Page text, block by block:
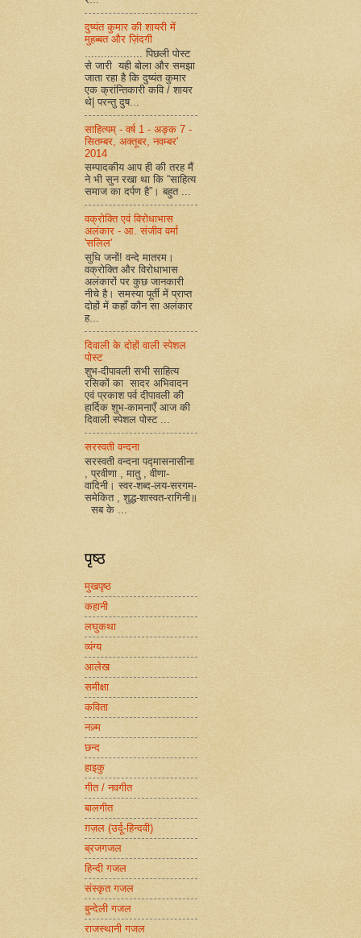
दुष्यंत कुमार की शायरी में
मुहब्बत और ज़िंदगी
.................. पिछली पोस्ट
से जारी यही बोला और समझा
जाता रहा है कि दुष्यंत कुमार
एक क्रांन्तिकारी कवि / शायर
थे| परन्तु दुष...
साहित्यम् - वर्ष 1 - अङ्क 7 -
सितम्बर, अक्तूबर, नवम्बर'
2014
सम्पादकीय आप ही की तरह मैं
ने भी सुन रखा था कि “साहित्य
समाज का दर्पण है”। बहुत ...
वक्रोक्ति एवं विरोधाभास
अलंकार - आ. संजीव वर्मा
'सलिल'
सुधि जनों! वन्दे मातरम।
वक्रोक्ति और विरोधाभास
अलंकारों पर कुछ जानकारी
नीचे है। समस्या पूर्ती में प्राप्त
दोहों में कहाँ कौन सा अलंकार
ह...
दिवाली के दोहों वाली स्पेशल
पोस्ट
शुभ-दीपावली सभी साहित्य
रसिकों का सादर अभिवादन
एवं प्रकाश पर्व दीपावली की
हार्दिक शुभ-कामनाएँ आज की
दिवाली स्पेशल पोस्ट ...
सरस्वती वन्दना
सरस्वती वन्दना पद्मासनासीना
, प्रवीणा , मातु , वीणा-
वादिनी। स्वर-शब्द-लय-सरगम-
समेकित , शुद्ध-शास्वत-रागिनी॥
सब के ...
पृष्ठ
मुखपृष्ठ
कहानी
लघुकथा
व्यंग्य
आलेख
समीक्षा
कविता
नज़्म
छन्द
हाइकु
गीत / नवगीत
बालगीत
ग़ज़ल (उर्दू-हिन्दवी)
ब्रजगजल
हिन्दी गजल
संस्कृत गजल
बुन्देली गजल
राजस्थानी गजल